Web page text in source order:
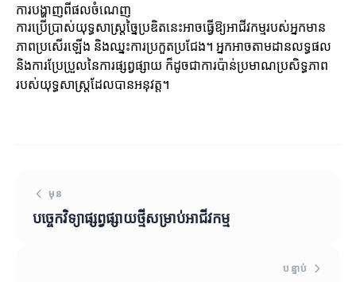
ការបង្ហាញពីផលចំណេញ
ការប្រើប្រាស់យុទ្ធសាស្ត្រច្នៃប្រឌិតនេះអាចធ្វើឱ្យអាជីវកម្មរបស់អ្នកមាន
ភាពប្រសើរឡើង និងឈ្នះការប្រកួតប្រជែង។ អ្នកអាចតាមដានលទ្ធផល
និងការប្រែប្រួលនៃការផ្សព្វផ្សាយ ក៏ដូចជាការប៉ាន់ប្រមាណប្រសិទ្ធភាព
របស់យុទ្ធសាស្ត្រដែលបានអនុវត្ត។
មុន
បច្ចេកវិទ្យាផ្សព្វផ្សាយថ្មីសម្រាប់អាជីវកម្ម
បន្ទាប់